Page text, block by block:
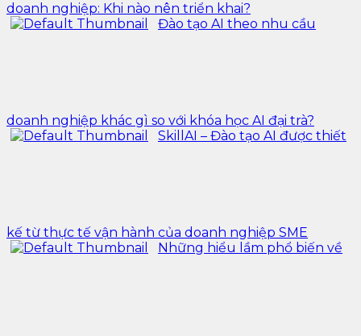
doanh nghiệp: Khi nào nên triển khai?
Đào tạo AI theo nhu cầu
doanh nghiệp khác gì so với khóa học AI đại trà?
SkillAI – Đào tạo AI được thiết
kế từ thực tế vận hành của doanh nghiệp SME
Những hiểu lầm phổ biến về